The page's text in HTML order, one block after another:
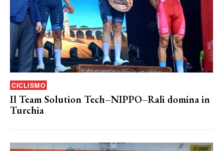
CICLISMO
Il Team Solution Tech–NIPPO–Rali domina in
Turchia